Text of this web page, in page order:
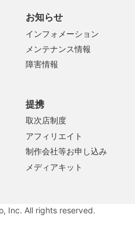
お知らせ
インフォメーション
メンテナンス情報
障害情報
提携
取次店制度
アフィリエイト
制作会社等お申し込み
メディアキット
Inc. All rights reserved.